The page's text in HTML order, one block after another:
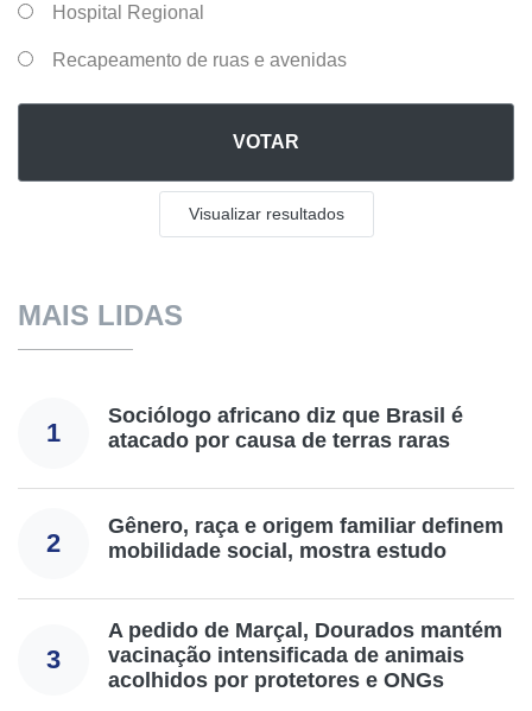
Hospital Regional
Recapeamento de ruas e avenidas
VOTAR
Visualizar resultados
MAIS LIDAS
1
Sociólogo africano diz que Brasil é
atacado por causa de terras raras
2
Gênero, raça e origem familiar definem
mobilidade social, mostra estudo
3
A pedido de Marçal, Dourados mantém
vacinação intensificada de animais
acolhidos por protetores e ONGs